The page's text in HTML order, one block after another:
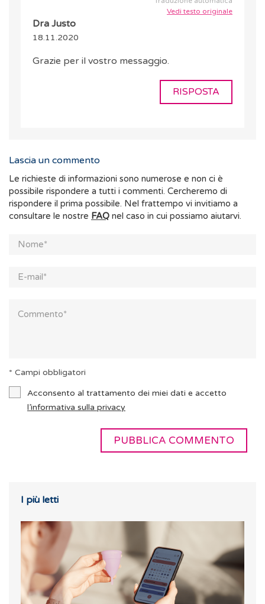
Vedi testo originale
Dra Justo
18.11.2020
Grazie per il vostro messaggio.
RISPOSTA
Lascia un commento
Le richieste di informazioni sono numerose e non ci è
possibile rispondere a tutti i commenti. Cercheremo di
rispondere il prima possibile. Nel frattempo vi invitiamo a
consultare le nostre FAQ nel caso in cui possiamo aiutarvi.
* Campi obbligatori
Acconsento al trattamento dei miei dati e accetto
l’informativa sulla privacy
I più letti